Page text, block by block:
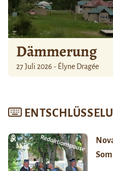
Dämmerung
27 Juli 2026 - Élyne Dragée